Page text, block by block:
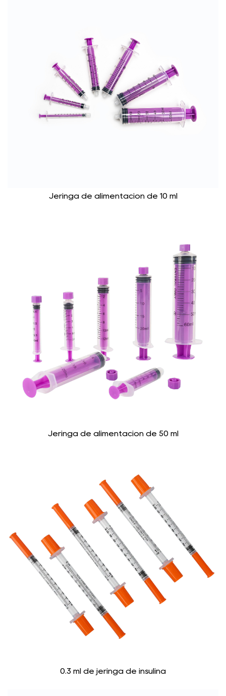
Jeringa de alimentación de 10 ml
Jeringa de alimentación de 50 ml
0.3 ml de jeringa de insulina